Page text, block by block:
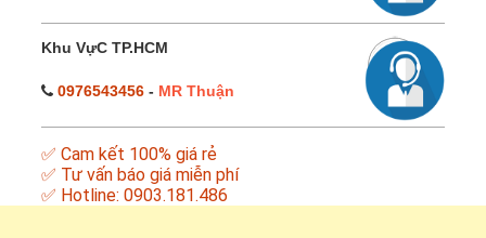
Khu VựC TP.HCM
0976543456 - MR Thuận
✅ Cam kết 100% giá rẻ
✅ Tư vấn báo giá miễn phí
✅ Hotline: 0903.181.486